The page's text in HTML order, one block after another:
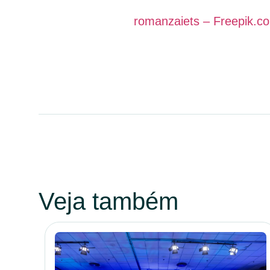
romanzaiets –
Veja também